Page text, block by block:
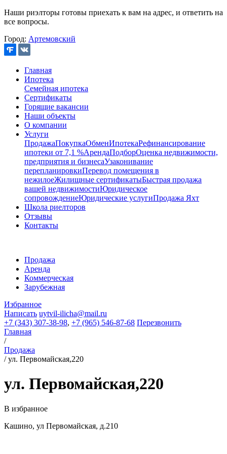
Наши риэлторы готовы приехать к вам на адрес, и ответить на
все вопросы.
Город: Артемовский
Главная
Ипотека
Семейная ипотека
Сертификаты
Горящие вакансии
Наши объекты
О компании
Услуги
ПродажаПокупкаОбменИпотекаРефинансирование
ипотеки от 7,1 %АрендаПодборОценка недвижимости,
предприятия и бизнесаУзаконивание
перепланировкиПеревод помещения в
нежилоеЖилищные сертификатыБыстрая продажа
вашей недвижимостиЮридическое
сопровождениеЮридические услугиПродажа Яхт
Школа риелторов
Отзывы
Контакты
Продажа
Аренда
Коммерческая
Зарубежная
Избранное
Написать uytvil-ilicha@mail.ru
+7 (343) 307-38-98, +7 (965) 546-87-68 Перезвонить
Главная
/
Продажа
/ул. Первомайская,220
ул. Первомайская,220
В избранное
Кашино, ул Первомайская, д.210